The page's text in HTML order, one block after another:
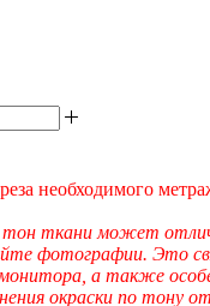
необходимого
тон ткани может
фотографии. Это
а также
окраски по тону